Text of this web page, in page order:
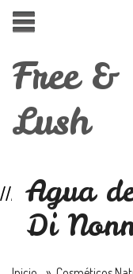
Free &
Lush
Agua
Di